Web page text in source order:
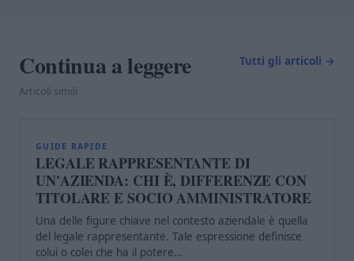
Continua a leggere
Articoli simili
Tutti gli articoli →
GUIDE RAPIDE
LEGALE RAPPRESENTANTE DI
UN'AZIENDA: CHI È, DIFFERENZE CON
TITOLARE E SOCIO AMMINISTRATORE
Una delle figure chiave nel contesto aziendale è quella
del legale rappresentante. Tale espressione definisce
colui o colei che ha il potere…